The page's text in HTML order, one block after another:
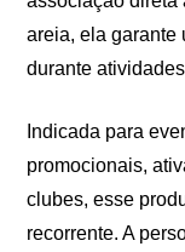
areia, ela garante
durante
Indicada para
promocionais,
clubes, esse
recorrente. A